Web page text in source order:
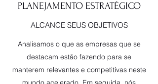
PLANEJAMENTO ESTRATÉGICO
ALCANCE SEUS OBJETIVOS
Analisamos o que as empresas que se
destacam estão fazendo para se
manterem relevantes e competitivas neste